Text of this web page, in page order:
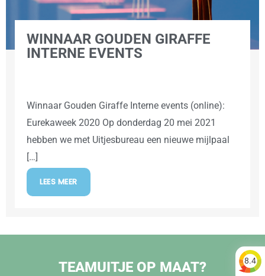
WINNAAR GOUDEN GIRAFFE
INTERNE EVENTS
Winnaar Gouden Giraffe Interne events (online):
Eurekaweek 2020 Op donderdag 20 mei 2021
hebben we met Uitjesbureau een nieuwe mijlpaal
[…]
LEES MEER
TEAMUITJE OP MAAT? 8.4